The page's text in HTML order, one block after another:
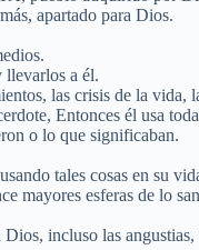
apartado para Dios.
llevarlos a él.
las crisis de la
Entonces él usa
o lo que significaban.
tales cosas en su
mayores esferas de lo
incluso las